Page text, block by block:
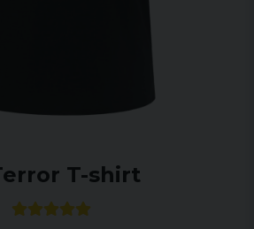
T-shirt